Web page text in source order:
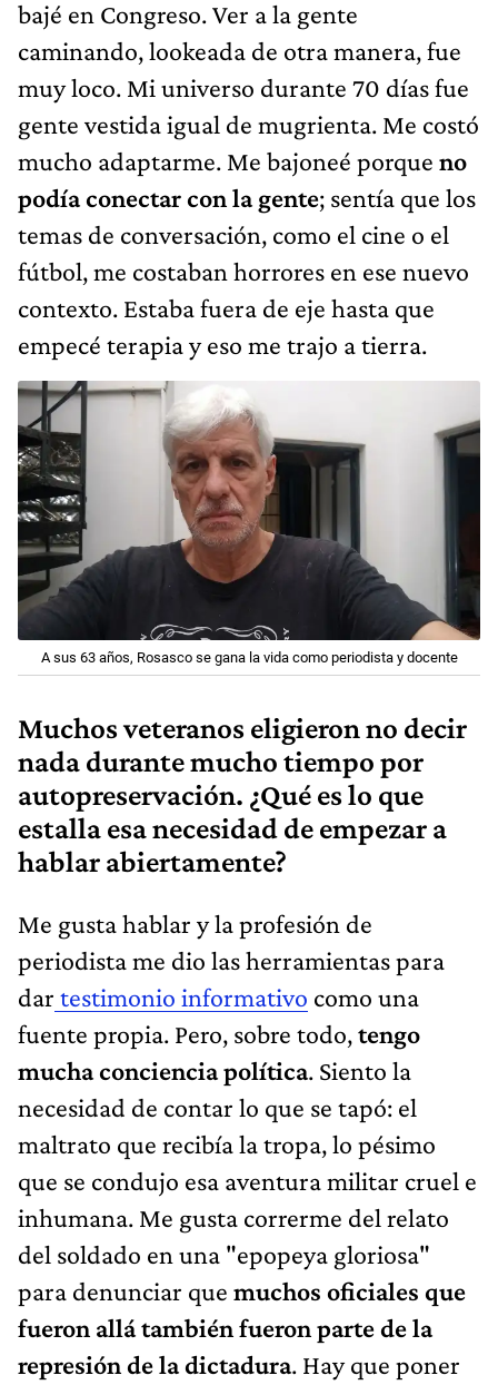
bajé en Congreso. Ver a la gente
caminando, lookeada de otra manera, fue
muy loco. Mi universo durante 70 días fue
gente vestida igual de mugrienta. Me costó
mucho adaptarme. Me bajoneé porque no
podía conectar con la gente; sentía que los
temas de conversación, como el cine o el
fútbol, me costaban horrores en ese nuevo
contexto. Estaba fuera de eje hasta que
empecé terapia y eso me trajo a tierra.
A sus 63 años, Rosasco se gana la vida como periodista y docente
Muchos veteranos eligieron no decir
nada durante mucho tiempo por
autopreservación. ¿Qué es lo que
estalla esa necesidad de empezar a
hablar abiertamente?
Me gusta hablar y la profesión de
periodista me dio las herramientas para
dar testimonio informativo como una
fuente propia. Pero, sobre todo,tengo
mucha conciencia política. Siento la
necesidad de contar lo que se tapó: el
maltrato que recibía la tropa, lo pésimo
que se condujo esa aventura militar cruel e
inhumana. Me gusta correrme del relato
del soldado en una "epopeya gloriosa"
para denunciar que muchos oficiales que
fueron allá también fueron parte de la
represión de la dictadura. Hay que poner